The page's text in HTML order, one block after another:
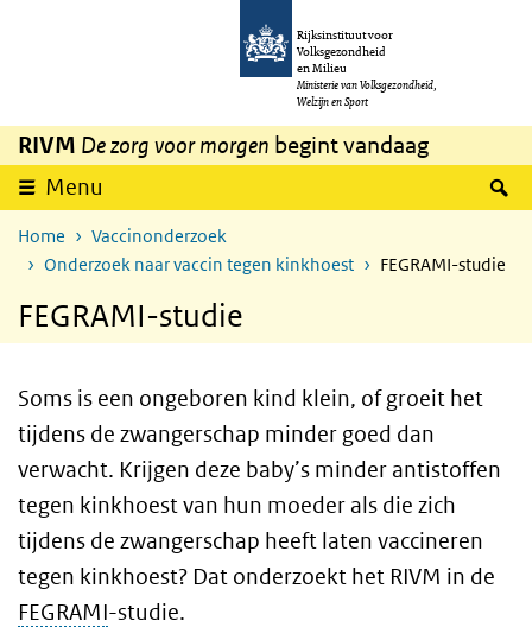
Overslaan en naar de inhoud gaan
Rijksinstituut voor
Volksgezondheid
en Milieu
Ministerie van Volksgezondheid,
Welzijn en Sport
RIVM De zorg voor morgen begint vandaag
Menu
Home
Vaccinonderzoek
Onderzoek naar vaccin tegen kinkhoest
FEGRAMI-studie
FEGRAMI-studie
Soms is een ongeboren kind klein, of groeit het
tijdens de zwangerschap minder goed dan
verwacht. Krijgen deze baby’s minder antistoffen
tegen kinkhoest van hun moeder als die zich
tijdens de zwangerschap heeft laten vaccineren
tegen kinkhoest? Dat onderzoekt het RIVM in de
FEGRAMI-studie.